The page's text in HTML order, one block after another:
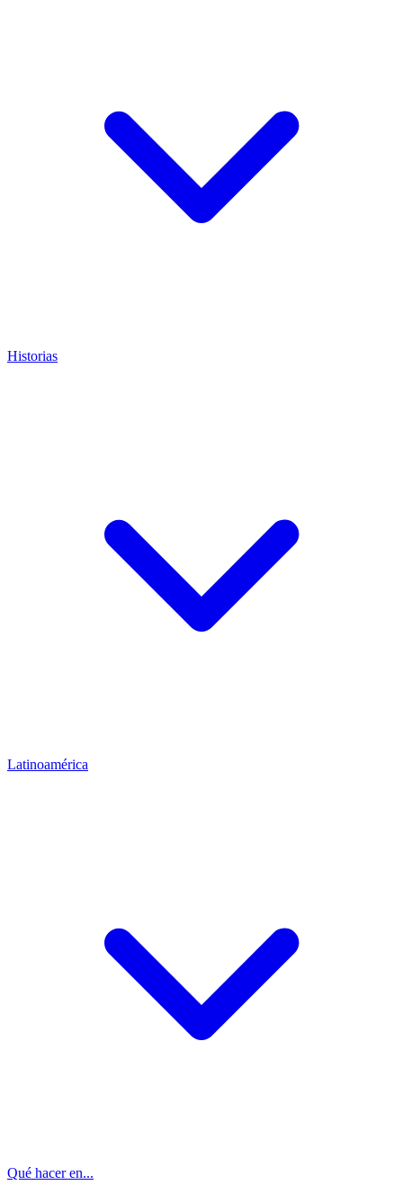
Historias
Latinoamérica
Qué hacer en...